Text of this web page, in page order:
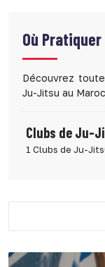
Où Pratiquer
Découvrez
Ju-Jitsu au Maroc
Clubs de Ju-
1 Clubs de Ju-